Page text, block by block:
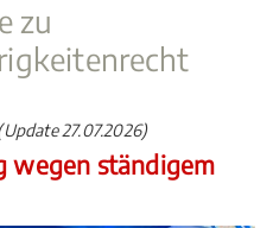
zu
27.07.2026)
wegen ständigem